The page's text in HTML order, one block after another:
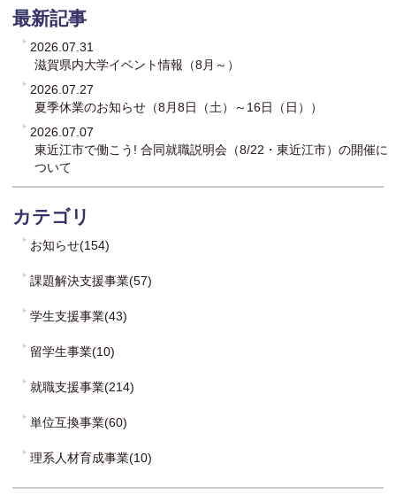
最新記事
2026.07.31
滋賀県内大学イベント情報（8月～）
2026.07.27
夏季休業のお知らせ（8月8日（土）～16日（日））
2026.07.07
東近江市で働こう! 合同就職説明会（8/22・東近江市）の開催に
ついて
カテゴリ
お知らせ(154)
課題解決支援事業(57)
学生支援事業(43)
留学生事業(10)
就職支援事業(214)
単位互換事業(60)
理系人材育成事業(10)